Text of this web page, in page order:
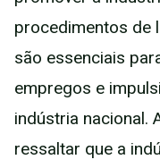
procedimentos de
são essenciais
empregos e
indústria nacional.
ressaltar que a